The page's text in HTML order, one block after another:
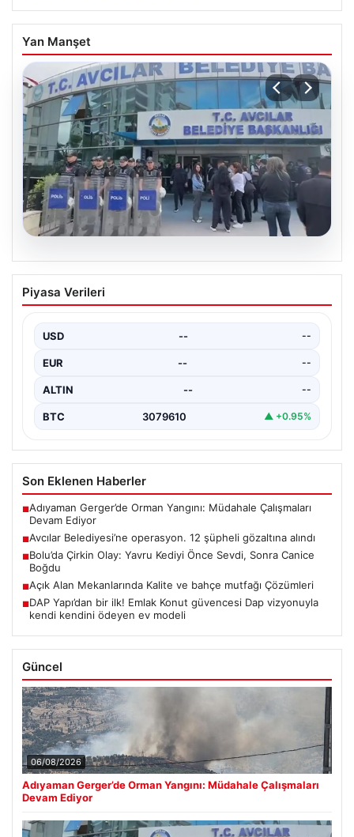
Yan Manşet
Avcılar Belediyesi’ne operasyon. 12
şüpheli gözaltına alındı
Piyasa Verileri
USD -- --
EUR -- --
ALTIN -- --
BTC 3079610 ▲ +0.95%
Son Eklenen Haberler
■Adıyaman Gerger’de Orman Yangını: Müdahale Çalışmaları
Devam Ediyor
■Avcılar Belediyesi’ne operasyon. 12 şüpheli gözaltına alındı
■Bolu’da Çirkin Olay: Yavru Kediyi Önce Sevdi, Sonra Canice
Boğdu
■Açık Alan Mekanlarında Kalite ve bahçe mutfağı Çözümleri
■DAP Yapı’dan bir ilk! Emlak Konut güvencesi Dap vizyonuyla
kendi kendini ödeyen ev modeli
Güncel
06/08/2026
Adıyaman Gerger’de Orman Yangını: Müdahale Çalışmaları
Devam Ediyor